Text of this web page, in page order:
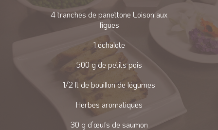
4 tranches de panettone Loison aux
figues
1 échalote
500 g de petits pois
1/2 lt de bouillon de légumes
Herbes aromatiques
30 g d’œufs de saumon